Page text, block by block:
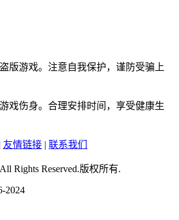
版游戏。注意自我保护，谨防受骗上
戏伤身。合理安排时间，享受健康生
友情链接 | 联系我们
Rights Reserved.版权所有.
2024